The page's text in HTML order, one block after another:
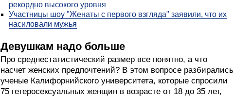
рекордно высокого уровня
Участницы шоу "Женаты с первого взгляда" заявили, что их
насиловали мужья
Девушкам надо больше
Про среднестатистический размер все понятно, а что
насчет женских предпочтений? В этом вопросе разбирались
ученые Калифорнийского университета, которые спросили
75 гетеросексуальных женщин в возрасте от 18 до 35 лет,